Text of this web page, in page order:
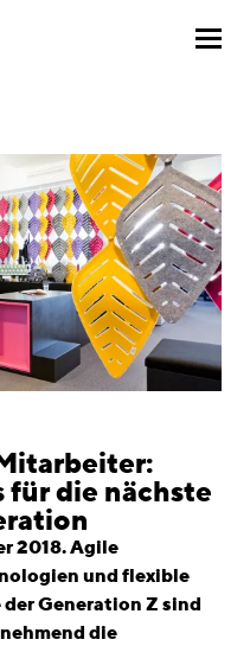
für die nächste
2018. Agile
und flexible
Generation Z sind
die